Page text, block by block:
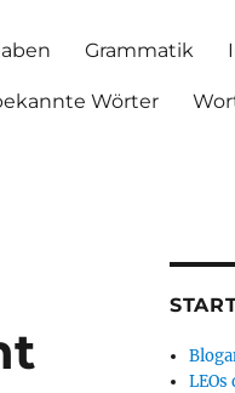
Grammatik
Wörter